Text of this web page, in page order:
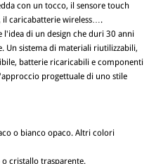
con un tocco, il sensore touch
il caricabatterie wireless….
l'idea di un design che duri 30 anni
Un sistema di materiali riutilizzabili,
batterie ricaricabili e componenti
progettuale di uno stile
o bianco opaco. Altri colori
cristallo trasparente.